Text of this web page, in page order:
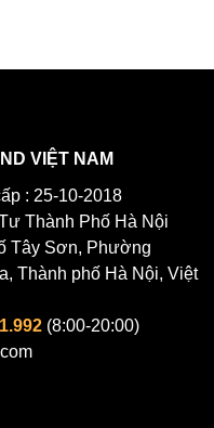
VIỆT NAM
: 25-10-2018
Thành Phố Hà Nội
Tây Sơn, Phường
Thành phố Hà Nội, Việt
(8:00-20:00)